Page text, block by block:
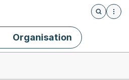
Öffnet
Organisation